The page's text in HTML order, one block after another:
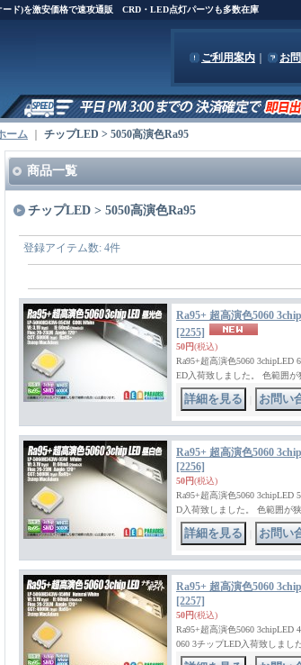
ド)を激安価格で速攻通販 CRD・LED点灯パーツも多数在庫
ご利用案内 お
ーム チップLED > 5050高演色Ra95
商品一覧
チップLED > 5050高演色Ra95
登録アイテム数: 4件
Ra95+ 超高演色5060
[2255]
50円(税込)
Ra95+超高演色5060 3chipLED
ED入荷致しました。 色範囲が
Ra95+ 超高演色5060
[2256]
50円(税込)
Ra95+超高演色5060 3chipLED
D入荷致しました。 色範囲が
Ra95+ 超高演色5060
[2257]
50円(税込)
Ra95+超高演色5060 3chipLED
060 3チップLED入荷致しまし